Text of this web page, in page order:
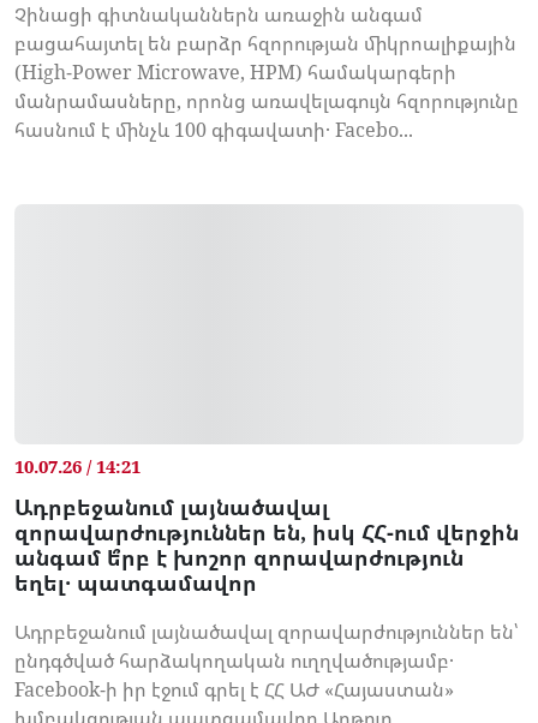
Չինացի գիտնականներն առաջին անգամ
բացահայտել են բարձր հզորության միկրոալիքային
(High-Power Microwave, HPM) համակարգերի
մանրամասները, որոնց առավելագույն հզորությունը
հասնում է մինչև 100 գիգավատի․ Facebo...
10.07.26 / 14:21
Ադրբեջանում լայնածավալ
զորավարժություններ են, իսկ ՀՀ-ում վերջին
անգամ ե՞րբ է խոշոր զորավարժություն
եղել․ պատգամավոր
Ադրբեջանում լայնածավալ զորավարժություններ են՝
ընդգծված հարձակողական ուղղվածությամբ․
Facebook-ի իր էջում գրել է ՀՀ ԱԺ «Հայաստան»